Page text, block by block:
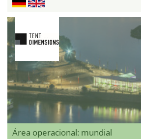
Área operacional: mundial